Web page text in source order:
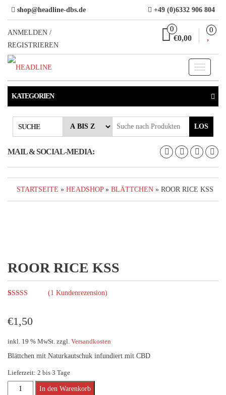
Direkt
zum
Inhalt
shop@headline-dbs.de +49 (0)6332 906 804
ANMELDEN /
REGISTRIEREN
0
€0,00
0
Toggle
KATEGORIEN
SUCHE LOS
MAIL & SOCIAL-MEDIA:
STARTSEITE » HEADSHOP» BLÄTTCHEN » ROOR RICE KSS
ROOR RICE KSS
basierend auf
Kundenbewertung
(1 Kundenrezension)
€1,50
inkl. 19 % MwSt. zzgl. Versandkosten
Blättchen mit Naturkautschuk infundiert mit CBD
Lieferzeit: 2 bis 3 Tage
ROOR
In den Warenkorb